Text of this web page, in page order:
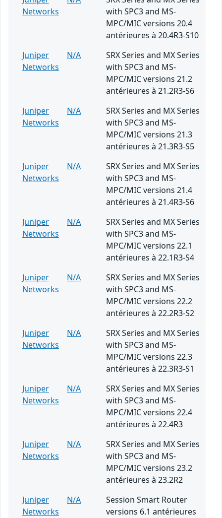
Networks
with SPC3 and MS-
MPC/MIC versions 20.4
antérieures à 20.4R3-S10
Juniper
Networks
N/A
SRX Series and MX Series
with SPC3 and MS-
MPC/MIC versions 21.2
antérieures à 21.2R3-S6
Juniper
Networks
N/A
SRX Series and MX Series
with SPC3 and MS-
MPC/MIC versions 21.3
antérieures à 21.3R3-S5
Juniper
Networks
N/A
SRX Series and MX Series
with SPC3 and MS-
MPC/MIC versions 21.4
antérieures à 21.4R3-S6
Juniper
Networks
N/A
SRX Series and MX Series
with SPC3 and MS-
MPC/MIC versions 22.1
antérieures à 22.1R3-S4
Juniper
Networks
N/A
SRX Series and MX Series
with SPC3 and MS-
MPC/MIC versions 22.2
antérieures à 22.2R3-S2
Juniper
Networks
N/A
SRX Series and MX Series
with SPC3 and MS-
MPC/MIC versions 22.3
antérieures à 22.3R3-S1
Juniper
Networks
N/A
SRX Series and MX Series
with SPC3 and MS-
MPC/MIC versions 22.4
antérieures à 22.4R3
Juniper
Networks
N/A
SRX Series and MX Series
with SPC3 and MS-
MPC/MIC versions 23.2
antérieures à 23.2R2
Juniper
Networks
N/A
Session Smart Router
versions 6.1 antérieures